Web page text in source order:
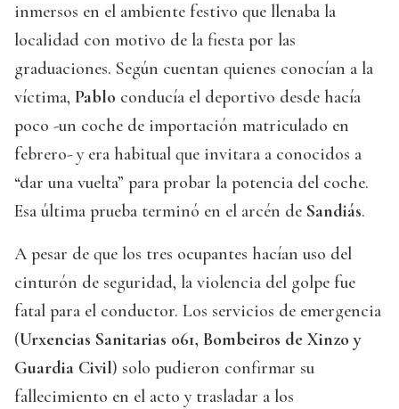
inmersos en el ambiente festivo que llenaba la
localidad con motivo de la fiesta por las
graduaciones. Según cuentan quienes conocían a la
víctima, Pablo conducía el deportivo desde hacía
poco -un coche de importación matriculado en
febrero- y era habitual que invitara a conocidos a
“dar una vuelta” para probar la potencia del coche.
Esa última prueba terminó en el arcén de Sandiás.
A pesar de que los tres ocupantes hacían uso del
cinturón de seguridad, la violencia del golpe fue
fatal para el conductor. Los servicios de emergencia
(Urxencias Sanitarias 061, Bombeiros de Xinzo y
Guardia Civil) solo pudieron confirmar su
fallecimiento en el acto y trasladar a los